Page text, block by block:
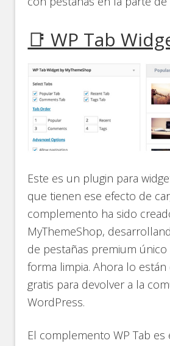
📑 WP Tab
Este es un plugin para
que tienen ese efecto de
complemento ha sido
MyThemeShop,
de pestañas premium
forma limpia. Ahora lo
gratis para devolver a la
WordPress.
El complemento WP Tab es